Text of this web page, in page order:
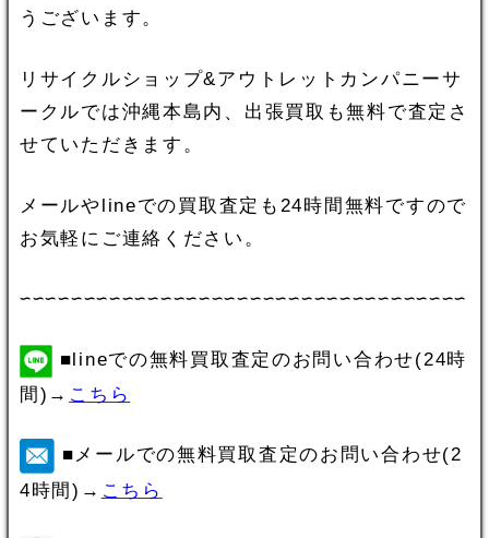
うございます。
リサイクルショップ&アウトレットカンパニーサ
ークルでは沖縄本島内、出張買取も無料で査定さ
せていただきます。
メールやlineでの買取査定も24時間無料ですので
お気軽にご連絡ください。
∽∽∽∽∽∽∽∽∽∽∽∽∽∽∽∽∽∽∽∽∽∽∽∽∽∽∽∽∽∽∽∽∽∽∽
■lineでの無料買取査定のお問い合わせ(24時
間)→ こちら
■メールでの無料買取査定のお問い合わせ(2
4時間)→ こちら